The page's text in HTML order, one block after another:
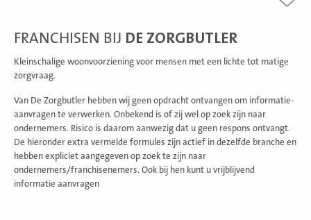
FRANCHISEN BIJ DE ZORGBUTLER
Kleinschalige woonvoorziening voor mensen met een lichte tot matige
zorgvraag.
Van De Zorgbutler hebben wij geen opdracht ontvangen om informatie-
aanvragen te verwerken. Onbekend is of zij wel op zoek zijn naar
ondernemers. Risico is daarom aanwezig dat u geen respons ontvangt.
De hieronder extra vermelde formules zijn actief in dezelfde branche en
hebben expliciet aangegeven op zoek te zijn naar
ondernemers/franchisenemers. Ook bij hen kunt u vrijblijvend
informatie aanvragen